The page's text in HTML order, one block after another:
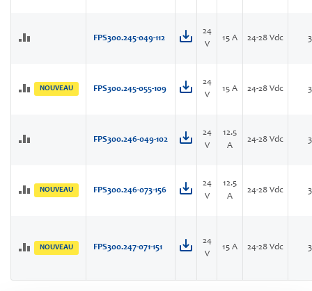
FPS300.245-049-112
24
V
15 A 24-28 Vdc
NOUVEAU FPS300.245-055-109
24
V
15 A 24-28 Vdc
FPS300.246-049-102
24
V
12.5
A
24-28 Vdc
NOUVEAU FPS300.246-073-156
24
V
12.5
A
24-28 Vdc
NOUVEAU FPS300.247-071-151
24
V
15 A 24-28 Vdc